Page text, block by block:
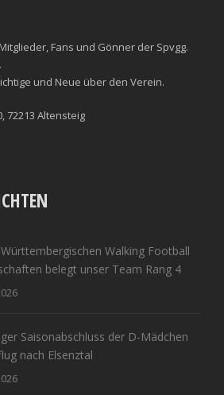
Fans und Gönner der Spvgg.
und Neue über den Verein.
72213 Altensteig
Walking Football
belegt unser Team Rang 4
Saisonabschluss der D-Mädchen
nach Elsenztal